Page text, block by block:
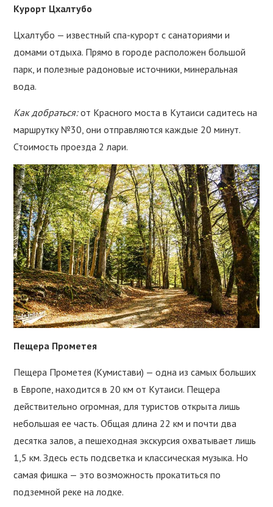
Курорт Цхалтубо
Цхалтубо — известный спа-курорт с санаториями и
домами отдыха. Прямо в городе расположен большой
парк, и полезные радоновые источники, минеральная
вода.
Как добраться:от Красного моста в Кутаиси садитесь на
маршрутку №30, они отправляются каждые 20 минут.
Стоимость проезда 2 лари.
Пещера Прометея
Пещера Прометея (Кумистави) — одна из самых больших
в Европе, находится в 20 км от Кутаиси. Пещера
действительно огромная, для туристов открыта лишь
небольшая ее часть. Общая длина 22 км и почти два
десятка залов, а пешеходная экскурсия охватывает лишь
1,5 км. Здесь есть подсветка и классическая музыка. Но
самая фишка — это возможность прокатиться по
подземной реке на лодке.